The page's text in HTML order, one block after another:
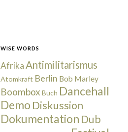
WISE WORDS
AfrikaAntimilitarismus
Atomkraft Berlin Bob Marley
Boombox Buch Dancehall
Demo Diskussion
Dokumentation Dub